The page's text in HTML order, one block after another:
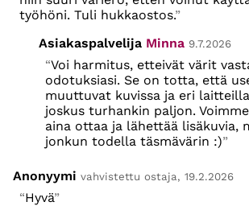
työhöni. Tuli hukkaostos.
Asiakaspalvelija Minna 9.7.2026
Voi harmitus, etteivät värit
odotuksiasi. Se on totta, että
muuttuvat kuvissa ja eri
joskus turhankin paljon.
aina ottaa ja lähettää lisäkuvia,
jonkun todella täsmävärin :)
Anonyymi vahvistettu ostaja, 19.2.2026
Hyvä